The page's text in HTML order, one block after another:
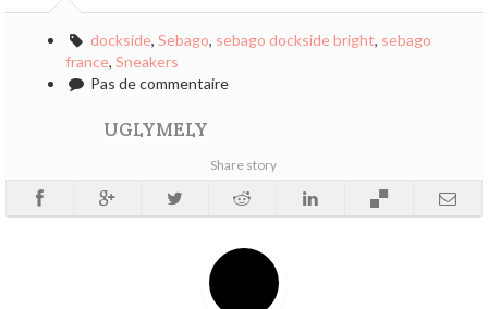
dockside, Sebago, sebago dockside bright, sebago
france, Sneakers
Pas de commentaire
UGLYMELY
Share story